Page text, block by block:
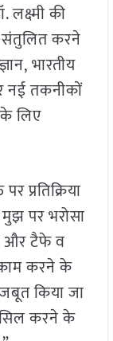
लक्ष्मी की
संतुलित करने
भारतीय
नई तकनीकों
लिए
प्रतिक्रिया
मुझ पर भरोसा
और टैफे व
करने के
किया जा
करने के